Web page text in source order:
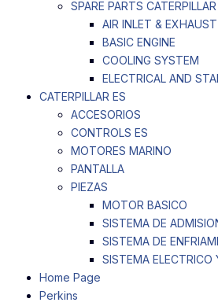
SPARE PARTS CATERPILLAR
AIR INLET &
BASIC ENGINE
COOLING SYSTEM
ELECTRICAL AND
CATERPILLAR ES
ACCESORIOS
CONTROLS ES
MOTORES MARINO
PANTALLA
PIEZAS
MOTOR BASICO
SISTEMA DE
SISTEMA DE
SISTEMA ELECTRICO
Home Page
Perkins